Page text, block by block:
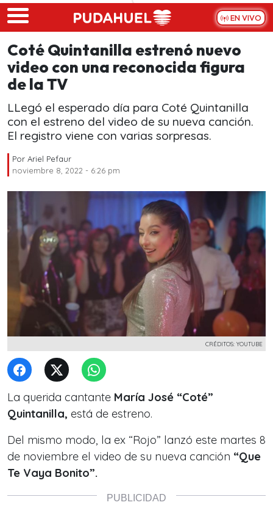
Skip to main content
EN VIVO
Coté Quintanilla estrenó nuevo
video con una reconocida figura
de la TV
LLegó el esperado día para Coté Quintanilla
con el estreno del video de su nueva canción.
El registro viene con varias sorpresas.
Por Ariel Pefaur
noviembre 8, 2022 - 6:26 pm
CRÉDITOS: YOUTUBE
La querida cantante María José “Coté”
Quintanilla, está de estreno.
Del mismo modo, la ex “Rojo” lanzó este martes 8
de noviembre el video de su nueva canción “Que
Te Vaya Bonito”.